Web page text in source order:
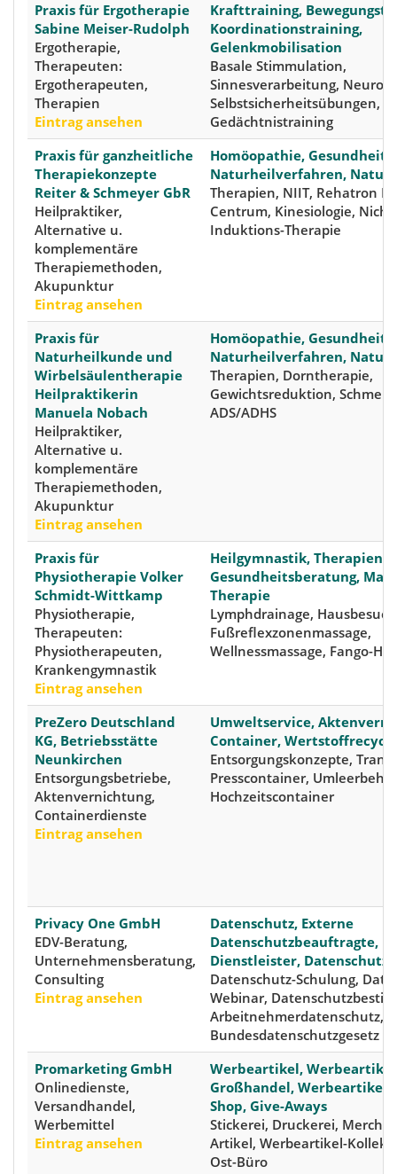
Praxis für Ergotherapie
Sabine Meiser-Rudolph
Ergotherapie,
Therapeuten:
Ergotherapeuten,
Therapien
Eintrag ansehen
Krafttraining,
Koordinationstraining,
Gelenkmobilisation
Basale Stimmulation,
Sinnesverarbeitung,
Selbstsicherheitsübungen,
Gedächtnistraining
Praxis für ganzheitliche
Therapiekonzepte
Reiter & Schmeyer GbR
Heilpraktiker,
Alternative u.
komplementäre
Therapiemethoden,
Akupunktur
Eintrag ansehen
Homöopathie,
Naturheilverfahren,
Therapien, NIIT, Rehatron
Centrum, Kinesiologie,
Induktions-Therapie
Praxis für
Naturheilkunde und
Wirbelsäulentherapie
Heilpraktikerin
Manuela Nobach
Heilpraktiker,
Alternative u.
komplementäre
Therapiemethoden,
Akupunktur
Eintrag ansehen
Homöopathie,
Naturheilverfahren,
Therapien, Dorntherapie,
Gewichtsreduktion,
ADS/ADHS
Praxis für
Physiotherapie Volker
Schmidt-Wittkamp
Physiotherapie,
Therapeuten:
Physiotherapeuten,
Krankengymnastik
Eintrag ansehen
Heilgymnastik, Therapien,
Gesundheitsberatung,
Therapie
Lymphdrainage,
Fußreflexzonenmassage,
Wellnessmassage, Fango-
PreZero Deutschland
KG, Betriebsstätte
Neunkirchen
Entsorgungsbetriebe,
Aktenvernichtung,
Containerdienste
Eintrag ansehen
Umweltservice,
Container,
Entsorgungskonzepte,
Presscontainer,
Hochzeitscontainer
Privacy One GmbH
EDV-Beratung,
Unternehmensberatung,
Consulting
Eintrag ansehen
Datenschutz, Externe
Datenschutzbeauftragte,
Dienstleister, Datenschutz-
Datenschutz-Schulung,
Webinar,
Arbeitnehmerdatenschutz,
Bundesdatenschutzgesetz -
Promarketing GmbH
Onlinedienste,
Versandhandel,
Werbemittel
Eintrag ansehen
Werbeartikel,
Großhandel, Werbeartikel
Shop, Give-Aways
Stickerei, Druckerei,
Artikel, Werbeartikel-
Ost-Büro